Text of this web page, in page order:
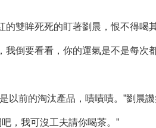
雙眸死死的盯著劉晨，恨不得喝
倒要看看，你的運氣是不是每次
前的淘汰產品，嘖嘖嘖。”劉晨譏
，我可沒工夫請你喝茶。”